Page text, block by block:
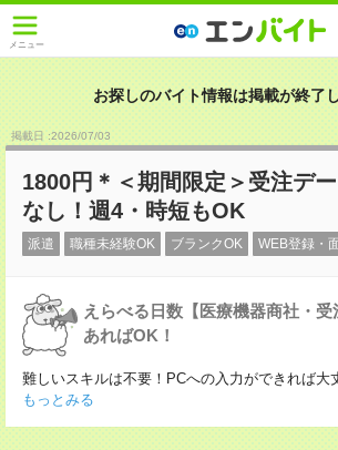
メニュー
お探しのバイト情報は掲載が終了
掲載日 :2026/07/03
1800円＊＜期間限定＞受注デ
なし！週4・時短もOK
派遣 職種未経験OK ブランクOK WEB登録・
えらべる日数【医療機器商社・
あればOK！
難しいスキルは不要！PCへの入力ができれば大
もっとみる